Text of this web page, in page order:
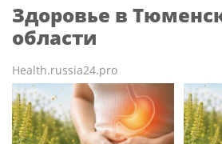
Здоровье в
области
Health.russia24.pro